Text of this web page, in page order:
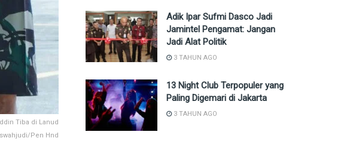
Tiba di Lanud
Pen Hnd
Adik Ipar Sufmi Dasco Jadi
Jamintel Pengamat: Jangan
Jadi Alat Politik
3 TAHUN AGO
13 Night Club Terpopuler yang
Paling Digemari di Jakarta
3 TAHUN AGO